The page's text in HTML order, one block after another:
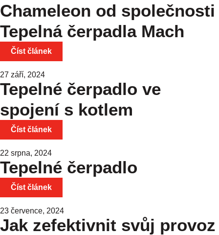
Chameleon od společnosti
Tepelná čerpadla Mach
Číst článek
27 září, 2024
Tepelné čerpadlo ve
spojení s kotlem
Číst článek
22 srpna, 2024
Tepelné čerpadlo
Číst článek
23 července, 2024
Jak zefektivnit svůj provoz